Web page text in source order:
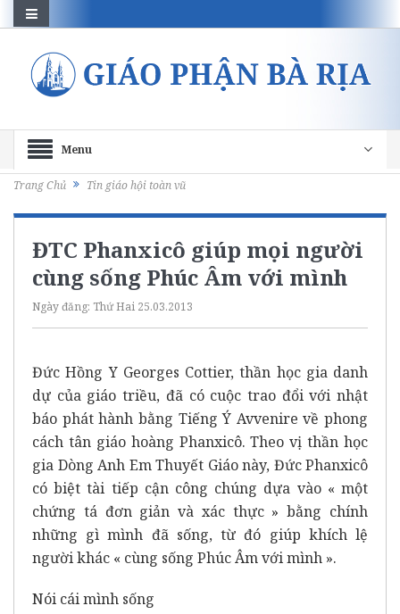
Menu
Trang Chủ Tin giáo hội toàn vũ
ĐTC Phanxicô giúp mọi người
cùng sống Phúc Âm với mình
Ngày đăng: Thứ Hai 25.03.2013
Đức Hồng Y Georges Cottier, thần học gia danh
dự của giáo triều, đã có cuộc trao đổi với nhật
báo phát hành bằng Tiếng Ý Avvenire về phong
cách tân giáo hoàng Phanxicô. Theo vị thần học
gia Dòng Anh Em Thuyết Giáo này, Đức Phanxicô
có biệt tài tiếp cận công chúng dựa vào « một
chứng tá đơn giản và xác thực » bằng chính
những gì mình đã sống, từ đó giúp khích lệ
người khác « cùng sống Phúc Âm với mình ».
Nói cái mình sống